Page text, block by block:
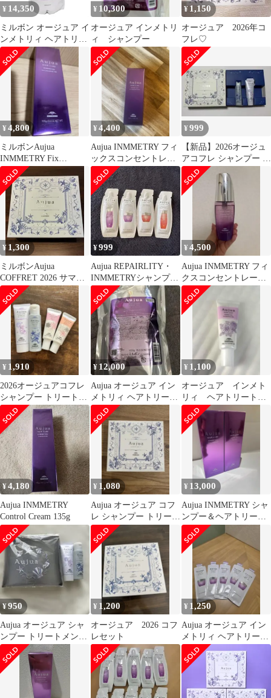
¥ 14,350
ミルボン オージュア イ
ンメトリィ ヘアトリー
トメント 1000g 詰め替
え レフィル 美容室専売
サロン専売 トリートメ
ント 保湿 IY Aujua
MILBON
¥ 10,300
オージュア インメトリ
ィ シャンプー
¥ 1,150
オージュア 2026年コ
フレ♡
¥4,800
ミルボンAujua
INMMETRY Fix
Concentrate Milk
¥4,400
Aujua INMMETRY フィ
ックスコンセントレー
トセラム 100mL
¥999
【新品】2026オージュ
アコフレ シャンプー ト
リートメント ポーチ
無し
¥ 1,300
ミルボンAujua
COFFRET 2026 サマ
ー コフレセット
¥999
Aujua REPAIRLITY・
INMMETRYシャンプー
トリートメントセット
¥4,500
Aujua INMMETRY フィ
クスコンセントレート
セラム
¥ 1,910
2026オージュアコフレ
シャンプー トリートメ
ント ポーチ他トリ一ト
メント2本
¥ 12,000
Aujua オージュア イン
メトリィ ヘアトリート
メント 1000g
¥ 1,100
オージュア インメト
リィ ヘアトリートメ
ント ミルク ミニサイ
ズ 20g
¥4,180
Aujua INMMETRY
Control Cream 135g
¥ 1,080
Aujua オージュア コフ
レ シャンプー トリート
メント
¥ 13,000
Aujua INMMETRY シャ
ンプー＆ヘアトリート
メントセット
¥950
Aujua オージュア シャ
ンプー トリートメント
ポーチセット
¥ 1,200
オージュア 2026 コフ
レセット
¥ 1,250
Aujua オージュア イン
メトリィ ヘアトリート
メント 9g×5包